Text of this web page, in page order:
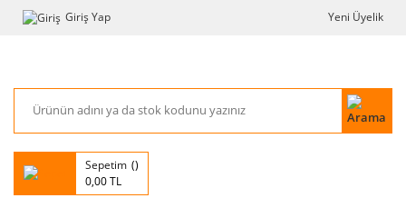
Giriş Yap Yeni Üyelik
Sepetim
0,00 TL